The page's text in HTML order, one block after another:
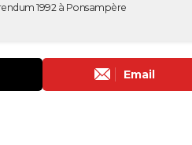
1992 à Ponsampère
Email